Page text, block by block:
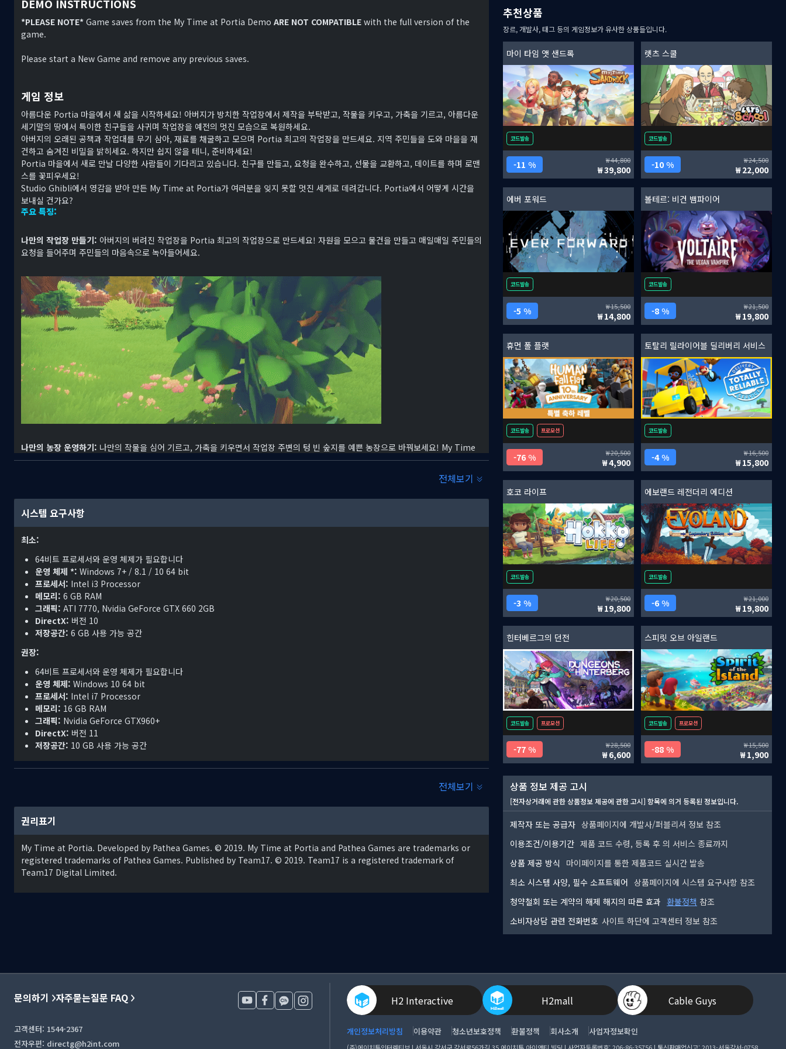
DEMO INSTRUCTIONS
*PLEASE NOTE* Game saves from the My Time at Portia Demo ARE NOT COMPATIBLE with the full version of the
game.
Please start a New Game and remove any previous saves.
게임 정보
아름다운 Portia 마을에서 새 삶을 시작하세요! 아버지가 방치한 작업장에서 제작을 부탁받고, 작물을 키우고, 가축을 기르고, 아름다운
세기말의 땅에서 특이한 친구들을 사귀며 작업장을 예전의 멋진 모습으로 복원하세요.
아버지의 오래된 공책과 작업대를 무기 삼아, 재료를 채굴하고 모으며 Portia 최고의 작업장을 만드세요. 지역 주민들을 도와 마을을 재
건하고 숨겨진 비밀을 밝히세요. 하지만 쉽지 않을 테니, 준비하세요!
Portia 마을에서 새로 만날 다양한 사람들이 기다리고 있습니다. 친구를 만들고, 요청을 완수하고, 선물을 교환하고, 데이트를 하며 로맨
스를 꽃피우세요!
Studio Ghibli에서 영감을 받아 만든 My Time at Portia가 여러분을 잊지 못할 멋진 세계로 데려갑니다. Portia에서 어떻게 시간을
보내실 건가요?
주요 특징:
나만의 작업장 만들기: 아버지의 버려진 작업장을 Portia 최고의 작업장으로 만드세요! 자원을 모으고 물건을 만들고 매일매일 주민들의
요청을 들어주며 주민들의 마음속으로 녹아들어세요.
나만의 농장 운영하기: 나만의 작물을 심어 기르고, 가축을 키우면서 작업장 주변의 텅 빈 숲지를 예쁜 농장으로 바꿔보세요! My Time
at Portia는 창의적인 농사 방법을 도입하여 식물 심는 상자와 반자동 물주기 시스템을 활용할 수 있습니다! 말이나 라마를 타고 마을 주
창의적인 생각:집을 포근한 고향으로 만들어보세요! 제작 가능한 가구, 장식, 작업장 업그레이드로 자신만의 터치를 다양하게 적용해보
세요. 집이 아름다워질 뿐 아니라 각 장식이 캐릭터에게 능력치 부스트를 부여합니다!
마을의 일원이 되세요:Portia의 멋진 마을의 일원이 되세요! 다양하고 잊지 못할 활기찬 주민으로 가득한 마을에서는 매일 즐거운 이야
전체보기
시스템 요구사항
최소:
64비트 프로세서와 운영 체제가 필요합니다
운영 체제 *: Windows 7+ / 8.1 / 10 64 bit
프로세서: Intel i3 Processor
메모리: 6 GB RAM
그래픽: ATI 7770, Nvidia GeForce GTX 660 2GB
DirectX: 버전 10
저장공간: 6 GB 사용 가능 공간
권장:
64비트 프로세서와 운영 체제가 필요합니다
운영 체제: Windows 10 64 bit
프로세서: Intel i7 Processor
메모리: 16 GB RAM
그래픽: Nvidia GeForce GTX960+
DirectX: 버전 11
저장공간: 10 GB 사용 가능 공간
전체보기
권리표기
My Time at Portia. Developed by Pathea Games. © 2019. My Time at Portia and Pathea Games are trademarks or
registered trademarks of Pathea Games. Published by Team17. © 2019. Team17 is a registered trademark of
Team17 Digital Limited.
추천상품
장르, 개발사, 태그 등의 게임정보가 유사한 상품들입니다.
마이 타임 앳 샌드록
코드발송
11 % 44,800
39,800
렛츠 스쿨
코드발송
10 % 24,500
22,000
에버 포워드
코드발송
5 % 15,500
14,800
볼테르: 비건 뱀파이어
코드발송
8 % 21,500
19,800
휴먼 폴 플랫
코드발송 프로모션
76 % 20,500
4,900
토탈리 릴라이어블 딜리버리 서비스
코드발송
4 % 16,500
15,800
호코 라이프
코드발송
3 % 20,500
19,800
에보랜드 레전더리 에디션
코드발송
6 % 21,000
19,800
힌터베르그의 던전
코드발송 프로모션
77 % 28,500
6,600
스피릿 오브 아일랜드
코드발송 프로모션
88 % 15,500
1,900
상품 정보 제공 고시
[전자상거래에 관한 상품정보 제공에 관한 고시] 항목에 의거 등록된 정보입니다.
제작자 또는 공급자 상품페이지에 개발사/퍼블리셔 정보 참조
이용조건/이용기간 제품 코드 수령, 등록 후 의 서비스 종료까지
상품 제공 방식
마이페이지를 통한 제품코드 실시간 발송
최소 시스템 사양, 필수 소프트웨어 상품페이지에 시스템 요구사항 참조
청약철회 또는 계약의 해제 해지의 따른 효과 환불정책 참조
소비자상담 관련 전화번호 사이트 하단에 고객센터 정보 참조
문의하기 자주묻는질문 FAQ
고객센터: 1544-2367
전자우편: directg@h2int.com
H2 Interactive H2mall Cable Guys
개인정보처리방침 이용약관 청소년보호정책 환불정책 회사소개 사업자정보확인